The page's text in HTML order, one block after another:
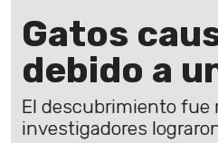
Gatos
debido a
El descubrimiento fue
investigadores